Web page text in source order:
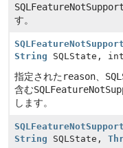
す。
String SQLState,
指定された reason
含む
します。
String SQLState,